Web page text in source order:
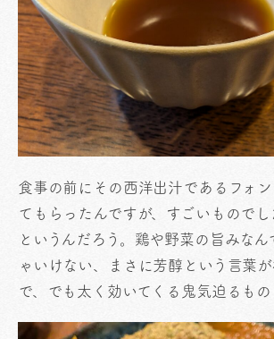
食事の前にその西洋出汁であるフォ
てもらったんですが、すごいもので
というんだろう。鶏や野菜の旨みなん
ゃいけない、まさに芳醇という言葉
で、でも太く効いてくる鬼気迫るもの